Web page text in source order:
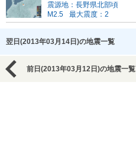
震源地：長野県北部頃
M2.5
最大震度：2
翌日(2013年03月14日)の地震一覧
前日(2013年03月12日)の地震一覧